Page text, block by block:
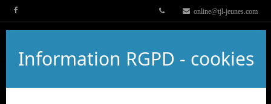
online@tjl-jeunes.com
Information RGPD - cookies